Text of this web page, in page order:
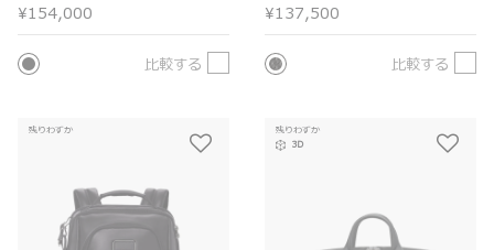
¥154,000
比較する
¥137,500
比較する
残りわずか
残りわずか
3D